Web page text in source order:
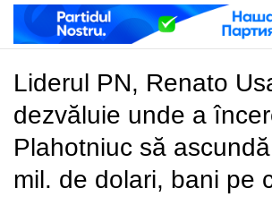
Liderul PN, Renato
dezvăluie unde a
Plahotniuc să
mil. de dolari, bani pe